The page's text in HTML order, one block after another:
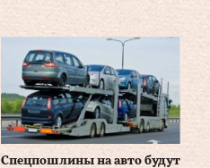
Спецпошлины на авто будут